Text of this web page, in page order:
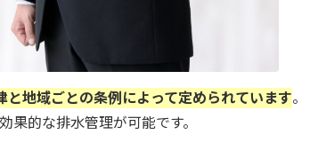
地域ごとの条例によって定められています。
的な排水管理が可能です。